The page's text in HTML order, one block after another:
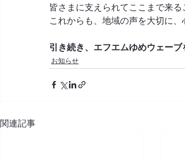
皆さまに支えられてここまで来る
これからも、地域の声を大切に
引き続き、エフエムゆめウェー
お知らせ
関連記事